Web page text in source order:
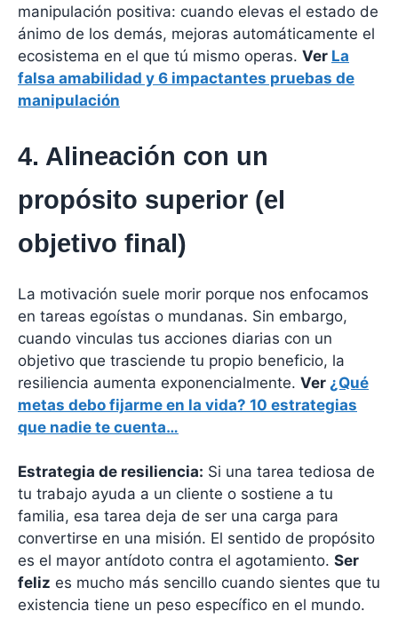
manipulación positiva: cuando elevas el estado de
ánimo de los demás, mejoras automáticamente el
ecosistema en el que tú mismo operas. Ver La
falsa amabilidad y 6 impactantes pruebas de
manipulación
4. Alineación con un
propósito superior (el
objetivo final)
La motivación suele morir porque nos enfocamos
en tareas egoístas o mundanas. Sin embargo,
cuando vinculas tus acciones diarias con un
objetivo que trasciende tu propio beneficio, la
resiliencia aumenta exponencialmente. Ver ¿Qué
metas debo fijarme en la vida? 10 estrategias
que nadie te cuenta…
Estrategia de resiliencia: Si una tarea tediosa de
tu trabajo ayuda a un cliente o sostiene a tu
familia, esa tarea deja de ser una carga para
convertirse en una misión. El sentido de propósito
es el mayor antídoto contra el agotamiento. Ser
feliz es mucho más sencillo cuando sientes que tu
existencia tiene un peso específico en el mundo.